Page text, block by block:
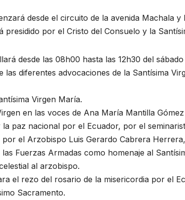
desde el circuito de la avenida Machala
por el Cristo del Consuelo y la
desde las 08h00 hasta las 12h30 del
las diferentes advocaciones de la Santísima
Virgen María.
en las voces de Ana María Mantilla
paz nacional por el Ecuador, por el
por el Arzobispo Luis Gerardo Cabrera
Fuerzas Armadas como homenaje al
al arzobispo.
el rezo del rosario de la misericordia por el
Sacramento.